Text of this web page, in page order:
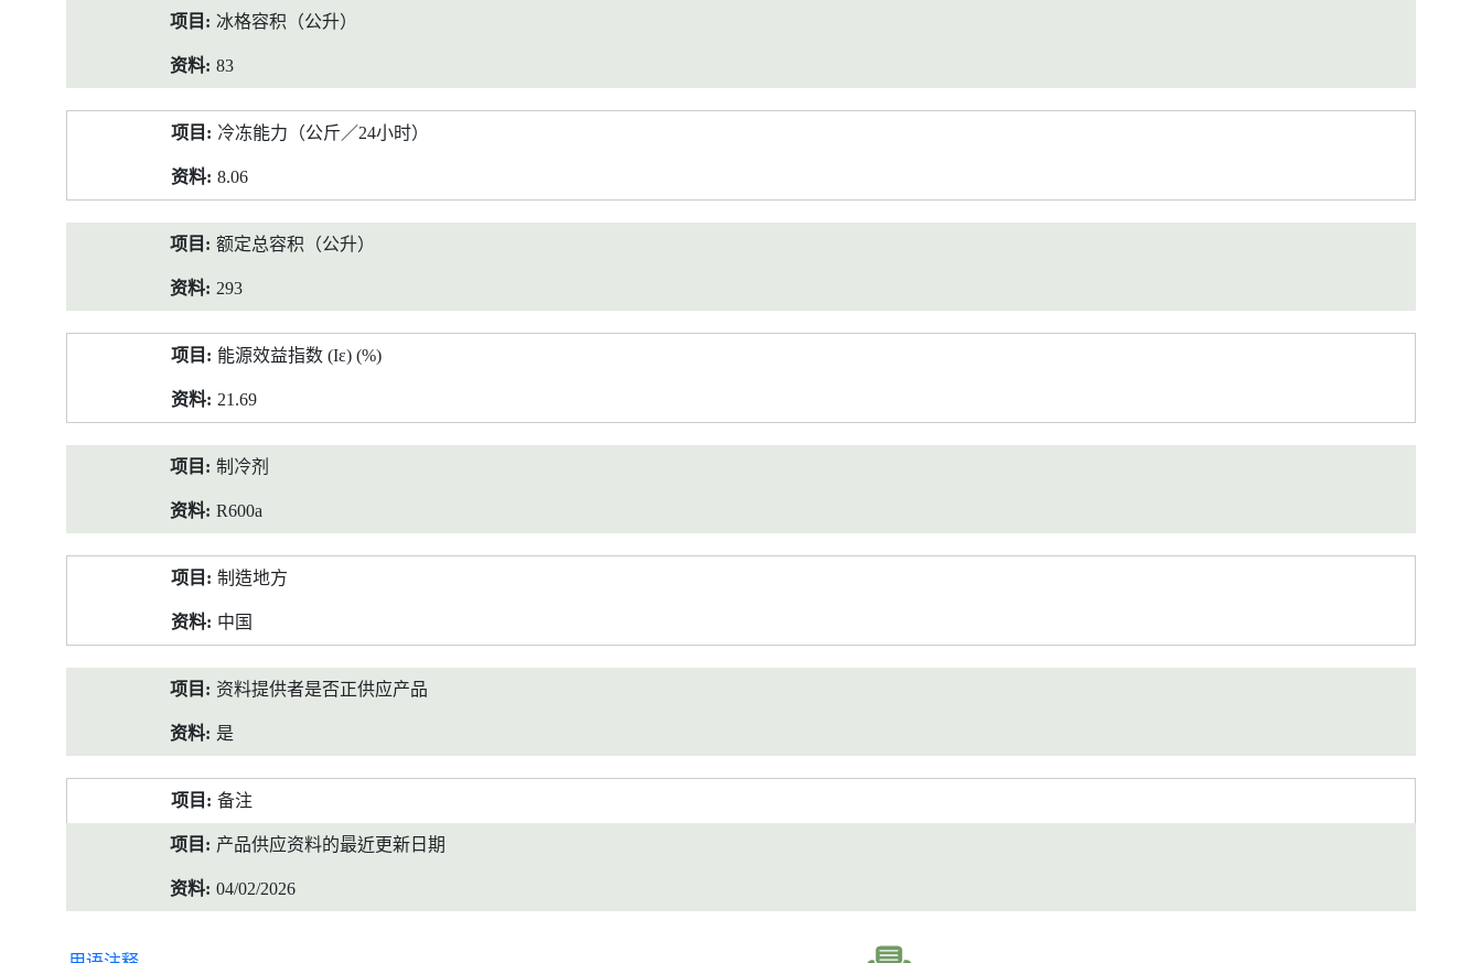
冰格容积（公升）
83
冷冻能力（公斤／24小时）
8.06
额定总容积（公升）
293
能源效益指数 (Iε) (%)
21.69
制冷剂
R600a
制造地方
中国
资料提供者是否正供应产品
是
备注
产品供应资料的最近更新日期
04/02/2026